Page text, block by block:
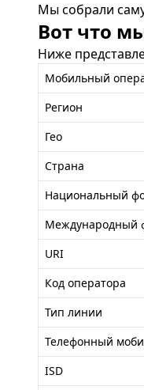
Мы собрали
Вот что
Ниже
Мобильный
Регион
Гео
Страна
Национальный
Международный
URI
Код оператора
Тип линии
Телефонный
ISD